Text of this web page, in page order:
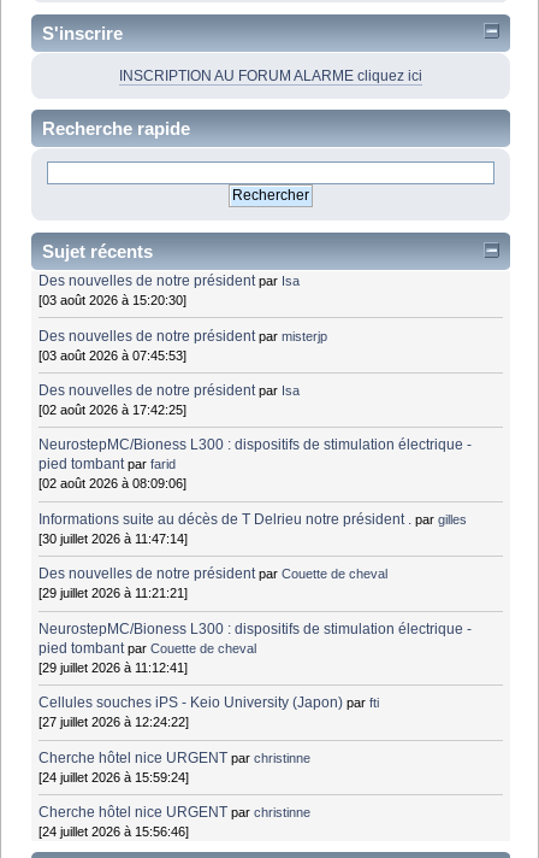
S'inscrire
INSCRIPTION AU FORUM ALARME cliquez ici
Recherche rapide
Sujet récents
Des nouvelles de notre président par Isa
[03 août 2026 à 15:20:30]
Des nouvelles de notre président parmisterjp
[03 août 2026 à 07:45:53]
Des nouvelles de notre président par Isa
[02 août 2026 à 17:42:25]
NeurostepMC/Bioness L300 : dispositifs de stimulation électrique -
pied tombant parfarid
[02 août 2026 à 08:09:06]
Informations suite au décès de T Delrieu notre président . pargilles
[30 juillet 2026 à 11:47:14]
Des nouvelles de notre président parCouette de cheval
[29 juillet 2026 à 11:21:21]
NeurostepMC/Bioness L300 : dispositifs de stimulation électrique -
pied tombant parCouette de cheval
[29 juillet 2026 à 11:12:41]
Cellules souches iPS - Keio University (Japon) parfti
[27 juillet 2026 à 12:24:22]
Cherche hôtel nice URGENT parchristinne
[24 juillet 2026 à 15:59:24]
Cherche hôtel nice URGENT parchristinne
[24 juillet 2026 à 15:56:46]